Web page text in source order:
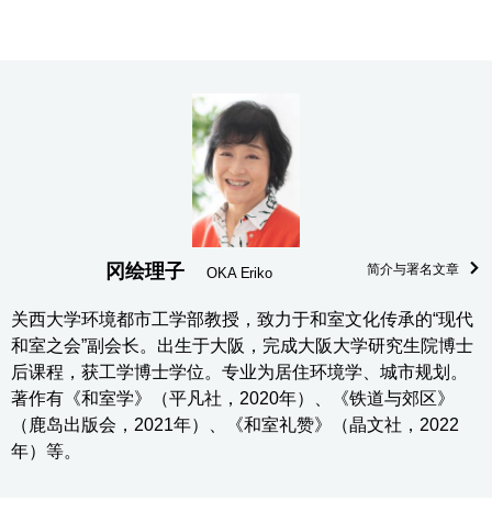
冈绘理子 OKA Eriko 简介与署名文章
关西大学环境都市工学部教授，致力于和室文化传承的“现代
和室之会”副会长。出生于大阪，完成大阪大学研究生院博士
后课程，获工学博士学位。专业为居住环境学、城市规划。
著作有《和室学》（平凡社，2020年）、《铁道与郊区》
（鹿岛出版会，2021年）、《和室礼赞》（晶文社，2022
年）等。